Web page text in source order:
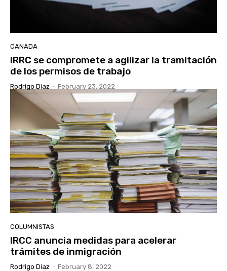
CANADA
IRRC se compromete a agilizar la tramitación
de los permisos de trabajo
Rodrigo Díaz - February 23, 2022
COLUMNISTAS
IRCC anuncia medidas para acelerar
trámites de inmigración
Rodrigo Díaz - February 8, 2022